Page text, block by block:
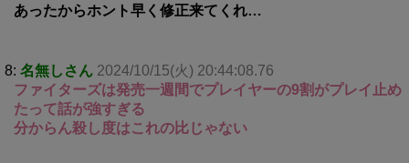
あったからホント早く修正来てくれ…
8: 名無しさん 2024/10/15(火) 20:44:08.76
ファイターズは発売一週間でプレイヤーの9割がプレイ止め
たって話が強すぎる
分からん殺し度はこれの比じゃない